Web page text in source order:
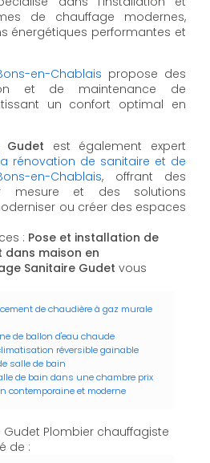
de chauffage modernes,
énergétiques performantes et
en-Chablais propose des
et de maintenance de
un confort optimal en
Gudet est également expert
rénovation de sanitaire et de
en-Chablais, offrant des
mesure et des solutions
ou créer des espaces
: Pose et installation de
maison en
Sanitaire Gudet vous
de chaudière à gaz murale
de ballon d'eau chaude
réversible gainable
salle de bain
de bain dans une chambre prix
contemporaine et moderne
Gudet Plombier chauffagiste
de :